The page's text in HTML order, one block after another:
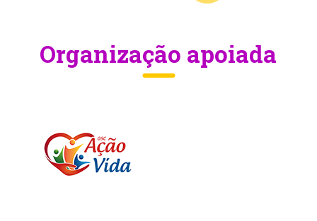
Organização apoiada